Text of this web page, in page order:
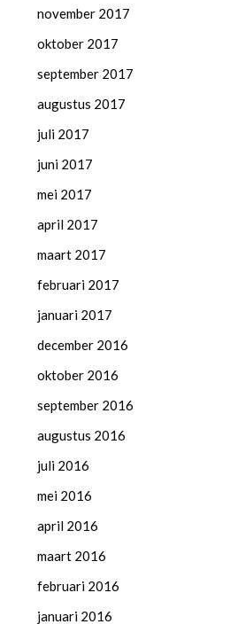
november 2017
oktober 2017
september 2017
augustus 2017
juli 2017
juni 2017
mei 2017
april 2017
maart 2017
februari 2017
januari 2017
december 2016
oktober 2016
september 2016
augustus 2016
juli 2016
mei 2016
april 2016
maart 2016
februari 2016
januari 2016